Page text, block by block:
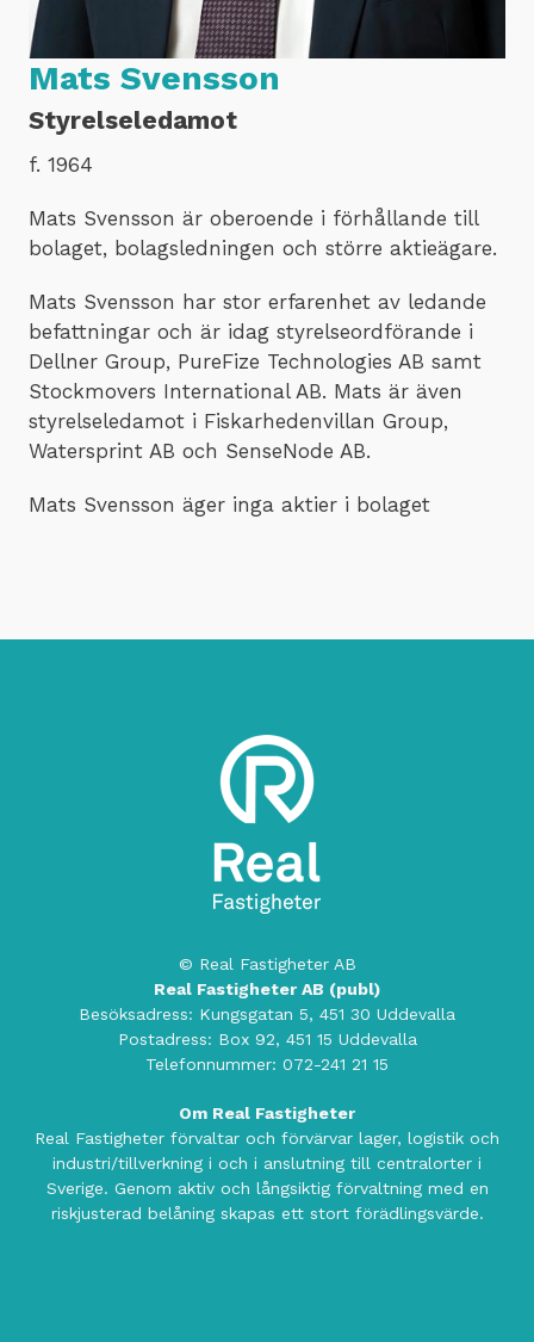
Mats Svensson
Styrelseledamot
f. 1964
Mats Svensson är oberoende i förhållande till
bolaget, bolagsledningen och större aktieägare.
Mats Svensson har stor erfarenhet av ledande
befattningar och är idag styrelseordförande i
Dellner Group, PureFize Technologies AB samt
Stockmovers International AB. Mats är även
styrelseledamot i Fiskarhedenvillan Group,
Watersprint AB och SenseNode AB.
Mats Svensson äger inga aktier i bolaget
© Real Fastigheter AB
Real Fastigheter AB (publ)
Besöksadress: Kungsgatan 5, 451 30 Uddevalla
Postadress: Box 92, 451 15 Uddevalla
Telefonnummer: 072-241 21 15
Om Real Fastigheter
Real Fastigheter förvaltar och förvärvar lager, logistik och
industri/tillverkning i och i anslutning till centralorter i
Sverige. Genom aktiv och långsiktig förvaltning med en
riskjusterad belåning skapas ett stort förädlingsvärde.